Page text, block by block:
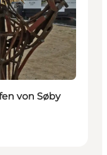
von Søby